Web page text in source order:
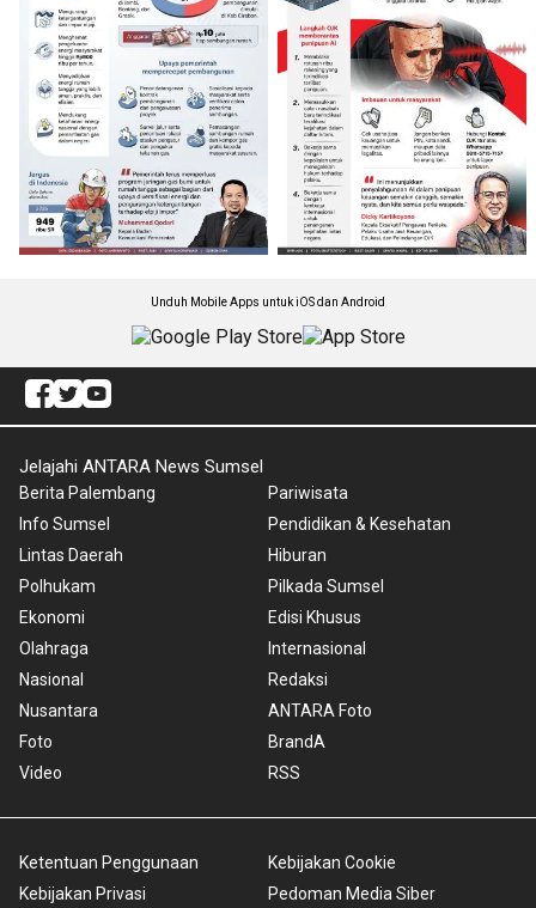
Unduh Mobile Apps untuk iOS dan Android
Jelajahi ANTARA News Sumsel
Berita Palembang
Info Sumsel
Lintas Daerah
Polhukam
Ekonomi
Olahraga
Nasional
Nusantara
Foto
Video
Pariwisata
Pendidikan & Kesehatan
Hiburan
Pilkada Sumsel
Edisi Khusus
Internasional
Redaksi
ANTARA Foto
BrandA
RSS
Ketentuan Penggunaan
Kebijakan Privasi
Kebijakan Cookie
Pedoman Media Siber